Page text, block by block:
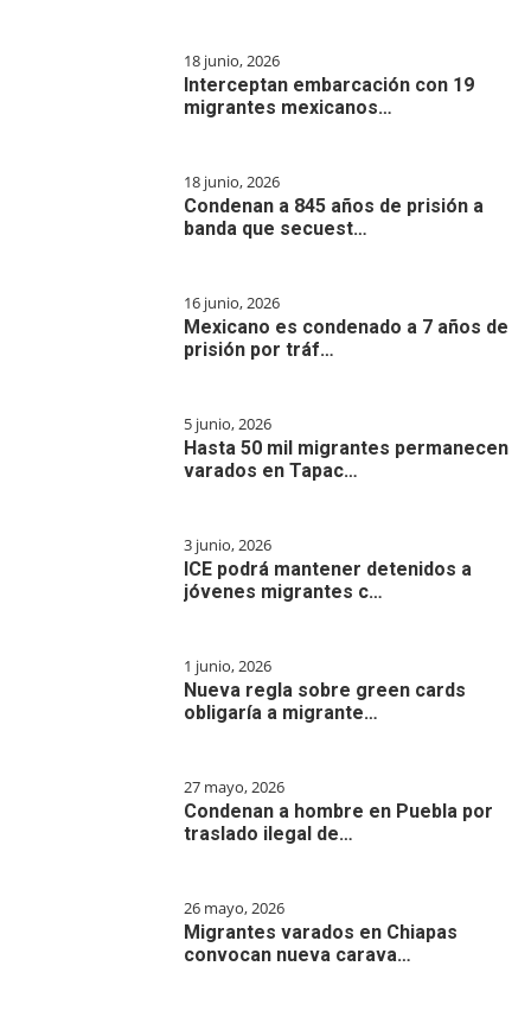
18 junio, 2026
Interceptan embarcación con 19
migrantes mexicanos…
18 junio, 2026
Condenan a 845 años de prisión a
banda que secuest…
16 junio, 2026
Mexicano es condenado a 7 años de
prisión por tráf…
5 junio, 2026
Hasta 50 mil migrantes permanecen
varados en Tapac…
3 junio, 2026
ICE podrá mantener detenidos a
jóvenes migrantes c…
1 junio, 2026
Nueva regla sobre green cards
obligaría a migrante…
27 mayo, 2026
Condenan a hombre en Puebla por
traslado ilegal de…
26 mayo, 2026
Migrantes varados en Chiapas
convocan nueva carava…